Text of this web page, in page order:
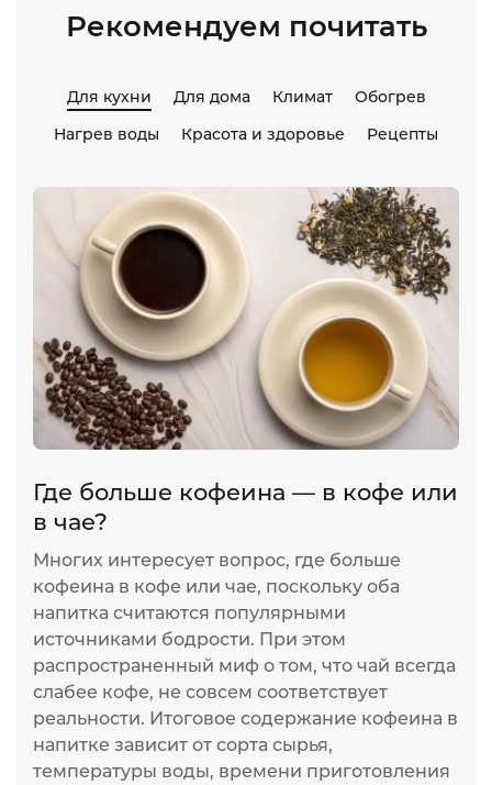
Рекомендуем почитать
Для кухни Для дома Климат
Обогрев
Нагрев воды
Красота и здоровье Рецепты
Где больше кофеина — в кофе или
в чае?
Многих интересует вопрос, где больше
кофеина в кофе или чае, поскольку оба
напитка считаются популярными
источниками бодрости. При этом
распространенный миф о том, что чай всегда
слабее кофе, не совсем соответствует
реальности. Итоговое содержание кофеина в
напитке зависит от сорта сырья,
температуры воды, времени приготовления